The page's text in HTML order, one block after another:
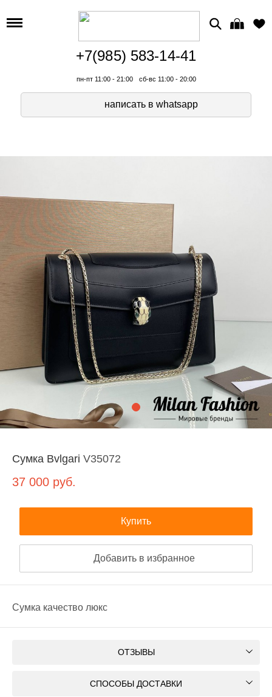
+7(985) 583-14-41
пн-пт 11:00 - 21:00 сб-вс 11:00 - 20:00
написать в whatsapp
Сумка Bvlgari V35072
37 000 руб.
Купить
Добавить в избранное
Сумка качество люкс
ОТЗЫВЫ
СПОСОБЫ ДОСТАВКИ